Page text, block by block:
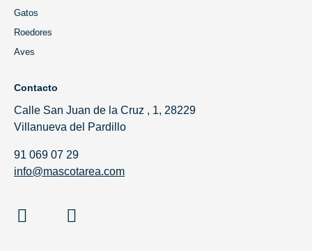
Gatos
Roedores
Aves
Contacto
Calle San Juan de la Cruz , 1, 28229
Villanueva del Pardillo
91 069 07 29
info@mascotarea.com